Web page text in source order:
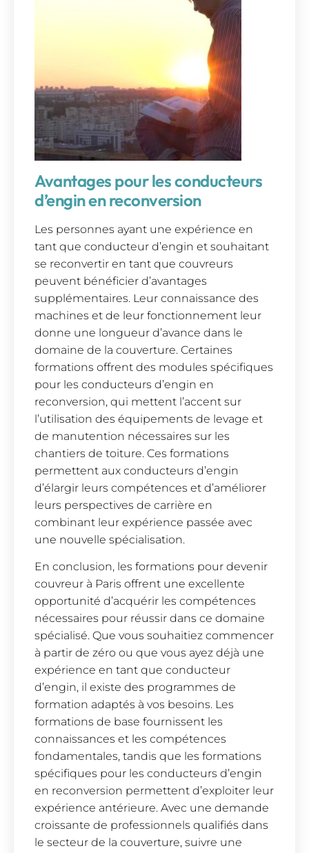
Avantages pour les conducteurs
d’engin en reconversion
Les personnes ayant une expérience en
tant que conducteur d’engin et souhaitant
se reconvertir en tant que couvreurs
peuvent bénéficier d’avantages
supplémentaires. Leur connaissance des
machines et de leur fonctionnement leur
donne une longueur d’avance dans le
domaine de la couverture. Certaines
formations offrent des modules spécifiques
pour les conducteurs d’engin en
reconversion, qui mettent l’accent sur
l’utilisation des équipements de levage et
de manutention nécessaires sur les
chantiers de toiture. Ces formations
permettent aux conducteurs d’engin
d’élargir leurs compétences et d’améliorer
leurs perspectives de carrière en
combinant leur expérience passée avec
une nouvelle spécialisation.
En conclusion, les formations pour devenir
couvreur à Paris offrent une excellente
opportunité d’acquérir les compétences
nécessaires pour réussir dans ce domaine
spécialisé. Que vous souhaitiez commencer
à partir de zéro ou que vous ayez déjà une
expérience en tant que conducteur
d’engin, il existe des programmes de
formation adaptés à vos besoins. Les
formations de base fournissent les
connaissances et les compétences
fondamentales, tandis que les formations
spécifiques pour les conducteurs d’engin
en reconversion permettent d’exploiter leur
expérience antérieure. Avec une demande
croissante de professionnels qualifiés dans
le secteur de la couverture, suivre une